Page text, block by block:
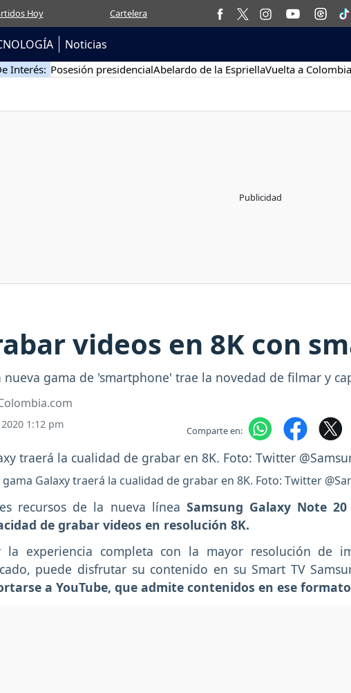
Hoy Cartelera
Noticias
Interés: Posesión presidencialAbelardo de la EspriellaVuelta a Colombia
videos en 8K con
gama de 'smartphone' trae la novedad de filmar y
1:12 pm Comparte en:
gama Galaxy traerá la cualidad de grabar en 8K. Foto: Twitter
recursos de la nueva línea Samsung Galaxy Note
de grabar videos en resolución 8K.
la experiencia completa con la mayor resolución de
puede disfrutar su contenido en su Smart TV
a YouTube, que admite contenidos en ese